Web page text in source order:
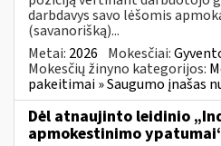
darbdavys savo lėšomis
(savanorišką)...
Metai: 2026 Mokesčiai:
Mokesčių žinyno kategorijos:
pakeitimai » Saugumo įnašas
Dėl atnaujinto leidinio
apmokestinimo